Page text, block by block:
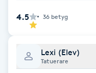
Celluliter
Coachning
4.5 36 betyg
Lexi (Elev)
Tatuerare